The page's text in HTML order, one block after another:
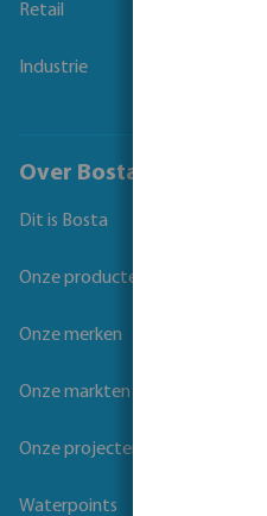
Retail
Industrie
Over Bosta
Dit is Bosta
Onze producten
Onze merken
Onze markten
Onze projecten
Waterpoints